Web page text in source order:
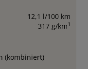
12,1 l/100 km
317 g/km1
(kombiniert)